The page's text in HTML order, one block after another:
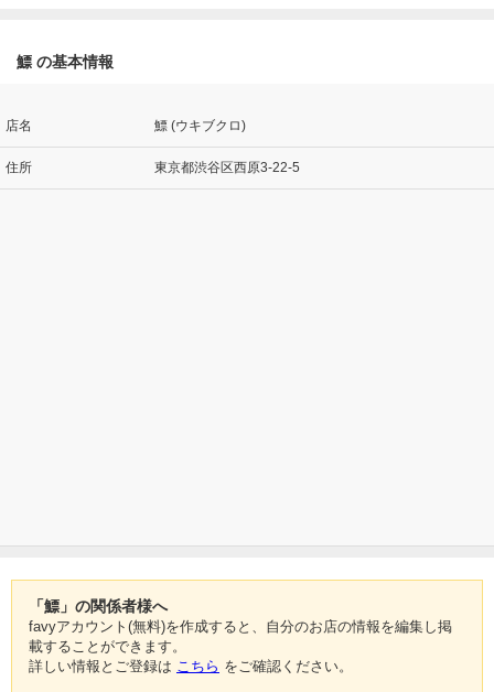
鰾 の基本情報
店名 鰾 (ウキブクロ)
住所 東京都渋谷区西原3-22-5
「鰾」の関係者様へ
favyアカウント(無料)を作成すると、自分のお店の情報を編集し掲
載することができます。
詳しい情報とご登録は こちら をご確認ください。